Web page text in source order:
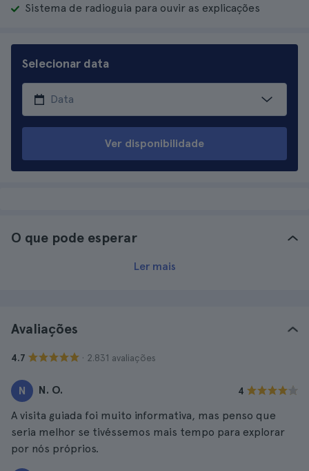
Sistema de radioguia para ouvir as explicações
Selecionar data
Ver disponibilidade
O que pode esperar
Ler mais
Avaliações
4.7 · 2.831 avaliações
N N. O. 4
A visita guiada foi muito informativa, mas penso que
seria melhor se tivéssemos mais tempo para explorar
por nós próprios.